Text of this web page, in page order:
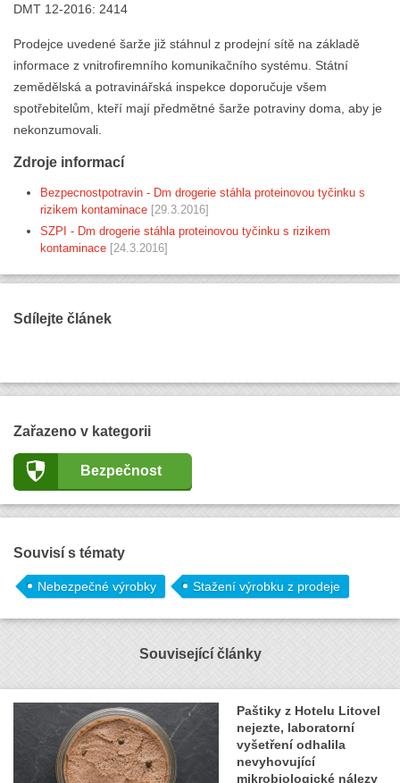
DMT 12-2016: 2414
Prodejce uvedené šarže již stáhnul z prodejní sítě na základě
informace z vnitrofiremního komunikačního systému. Státní
zemědělská a potravinářská inspekce doporučuje všem
spotřebitelům, kteří mají předmětné šarže potraviny doma, aby je
nekonzumovali.
Zdroje informací
Bezpecnostpotravin - Dm drogerie stáhla proteinovou tyčinku s
rizikem kontaminace [29.3.2016]
SZPI - Dm drogerie stáhla proteinovou tyčinku s rizikem
kontaminace [24.3.2016]
Sdílejte článek
Zařazeno v kategorii
Bezpečnost
Souvisí s tématy
Nebezpečné výrobky Stažení výrobku z prodeje
Související články
Paštiky z Hotelu Litovel
nejezte, laboratorní
vyšetření odhalila
nevyhovující
mikrobiologické nálezy